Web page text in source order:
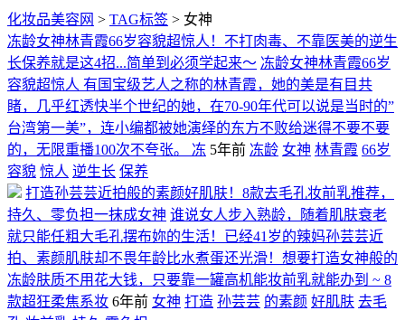
化妆品美容网 > TAG标签 > 女神
冻龄女神林青霞66岁容貌超惊人！不打肉毒、不靠医美的逆生
长保养就是这4招...简单到必须学起来～ 冻龄女神林青霞66岁
容貌超惊人 有国宝级艺人之称的林青霞，她的美是有目共
睹，几乎红透快半个世纪的她，在70-90年代可以说是当时的”
台湾第一美”，连小编都被她演绎的东方不败给迷得不要不要
的，无限重播100次不夸张。 冻 5年前 冻龄 女神 林青霞 66岁
容貌 惊人 逆生长 保养
打造孙芸芸近拍般的素颜好肌肤！8款去毛孔妆前乳推荐，
持久、零负担一抹成女神 谁说女人步入熟龄，随着肌肤衰老
就只能任粗大毛孔摆布妳的生活！已经41岁的辣妈孙芸芸近
拍、素颜肌肤却不畏年龄比水煮蛋还光滑！想要打造女神般的
冻龄肤质不用花大钱，只要靠一罐高机能妆前乳就能办到 ~ 8
款超狂柔焦系妆 6年前 女神 打造 孙芸芸 的素颜 好肌肤 去毛